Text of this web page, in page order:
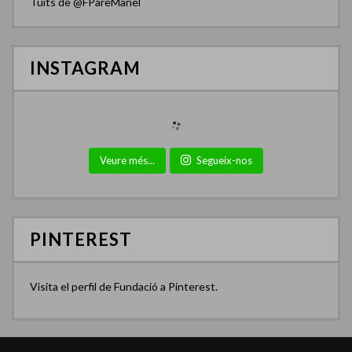
INSTAGRAM
Veure més... Segueix-nos
PINTEREST
Visita el perfil de Fundació a Pinterest.